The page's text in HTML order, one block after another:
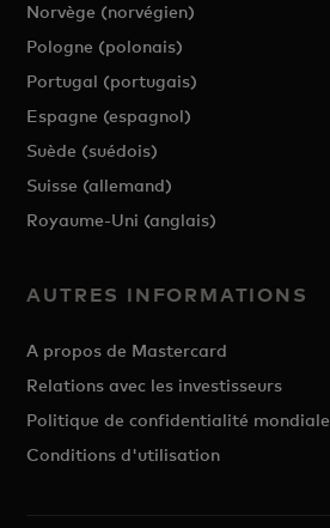
Norvège (norvégien)
Pologne (polonais)
Portugal (portugais)
Espagne (espagnol)
Suède (suédois)
Suisse (allemand)
Royaume-Uni (anglais)
AUTRES INFORMATIONS
A propos de Mastercard
Relations avec les investisseurs
Politique de confidentialité mondiale
Conditions d'utilisation